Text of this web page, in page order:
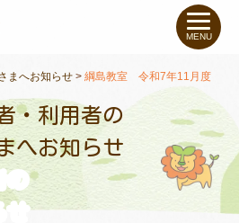
ま（０〜６才）
の お子さま
MENU
まへお知らせ >綱島教室 令和7年11月度 月
・利用者の
へお知らせ
の
せ